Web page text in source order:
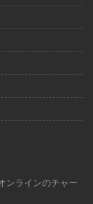
ンラインのチャー